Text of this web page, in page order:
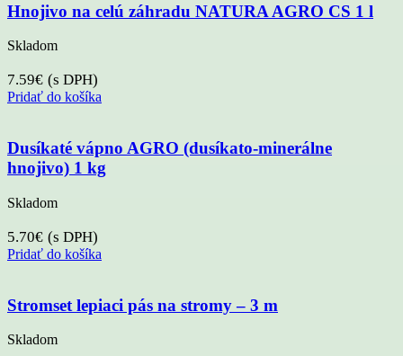
Hnojivo na celú záhradu NATURA AGRO CS 1 l
Skladom
7.59€ (s DPH)
Pridať do košíka
Dusíkaté vápno AGRO (dusíkato-minerálne
hnojivo) 1 kg
Skladom
5.70€ (s DPH)
Pridať do košíka
Stromset lepiaci pás na stromy – 3 m
Skladom